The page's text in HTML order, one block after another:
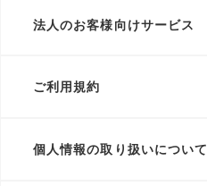
法人のお客様向けサービス
ご利用規約
個人情報の取り扱いについて